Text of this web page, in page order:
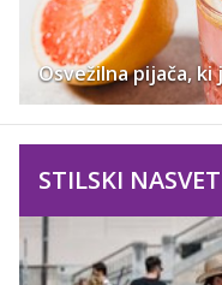
Osvežilna pijača,
STILSKI NASVET